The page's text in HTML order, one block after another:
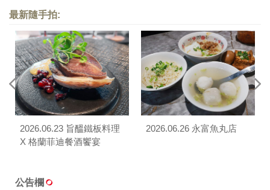
最新隨手拍:
2026.06.23 旨醞鐵板料理
X 格蘭菲迪餐酒饗宴
2026.06.26 永富魚丸店
公告欄